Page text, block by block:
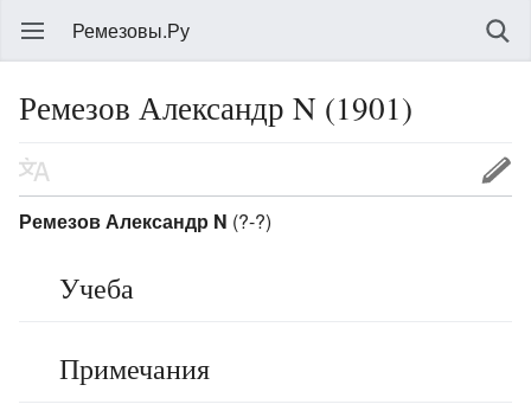
Ремезовы.Ру
Ремезов Александр N (1901)
Ремезов Александр N (?-?)
Учеба
Примечания